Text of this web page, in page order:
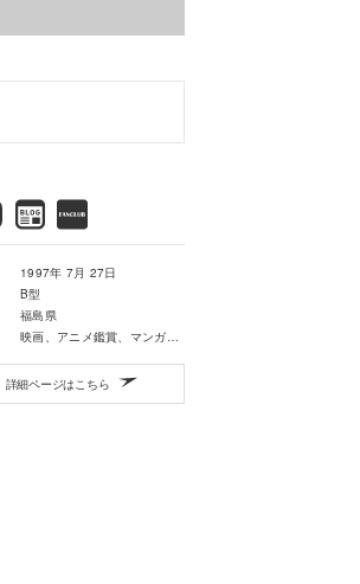
1997年 7月 27日
B型
福島県
映画、アニメ鑑賞、マンガを読むこと
詳細ページはこちら